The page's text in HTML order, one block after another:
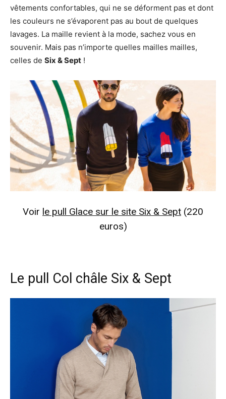
vêtements confortables, qui ne se déforment pas et dont
les couleurs ne s’évaporent pas au bout de quelques
lavages. La maille revient à la mode, sachez vous en
souvenir. Mais pas n’importe quelles mailles mailles,
celles de Six & Sept !
Voir le pull Glace sur le site Six & Sept (220
euros)
Le pull Col châle Six & Sept